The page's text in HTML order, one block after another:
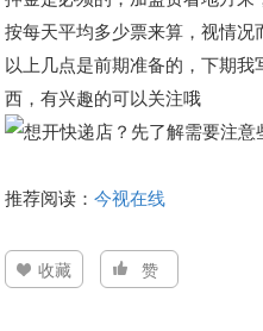
按每天平均多少票来算，视情况
以上几点是前期准备的，下期
西，有兴趣的可以关注哦
推荐阅读：今视在线
收藏 赞